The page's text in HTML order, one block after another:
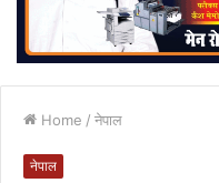
Home / नेपाल
नेपाल